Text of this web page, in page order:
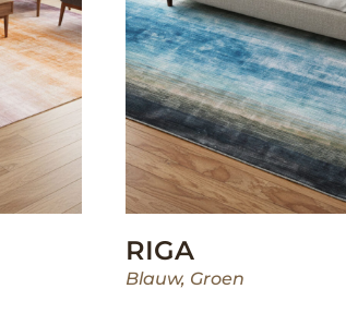
RIGA
Blauw, Groen